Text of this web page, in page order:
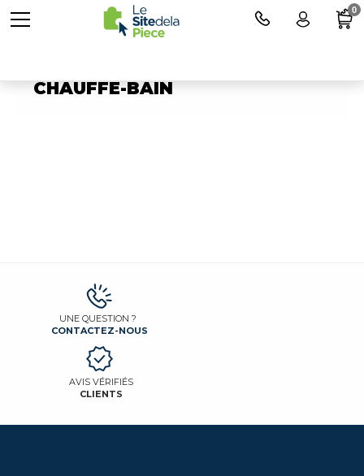
CHAUFFE-BAIN
UNE QUESTION ?
CONTACTEZ-NOUS
AVIS VÉRIFIÉS
CLIENTS
0